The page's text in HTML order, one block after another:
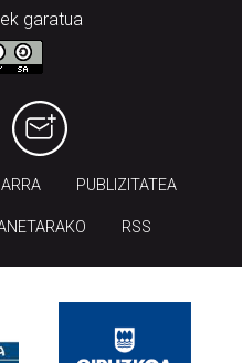
garatua
PUBLIZITATEA
RSS